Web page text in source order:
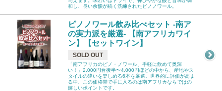
和し、長い余韻が続く洗練されたピノノワール。
ピノノワール飲み比べセット -南ア
の実力派を厳選- 【南アフリカワイ
ン】【セットワイン】
SOLD OUT
「南アフリカのピノ・ノワール、手軽に飲めて奥深
い！」2,000円台後半〜4,000円ほどの中から、産地やス
タイルの違いを楽しめる6本を厳選。世界的に評価が高ま
る中、この価格帯で手に入るのは南アフリカならではの
嬉しいポイントです。